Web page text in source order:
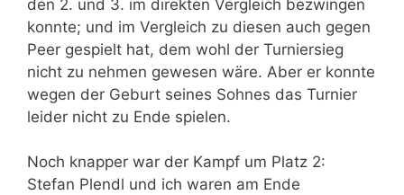
den 2. und 3. im direkten Vergleich bezwingen
konnte; und im Vergleich zu diesen auch gegen
Peer gespielt hat, dem wohl der Turniersieg
nicht zu nehmen gewesen wäre. Aber er konnte
wegen der Geburt seines Sohnes das Turnier
leider nicht zu Ende spielen.
Noch knapper war der Kampf um Platz 2:
Stefan Plendl und ich waren am Ende